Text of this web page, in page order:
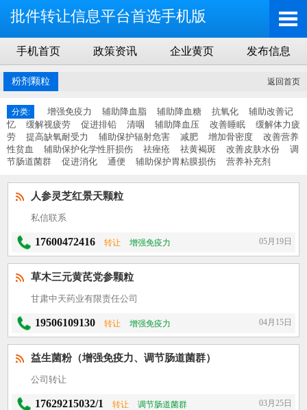
批件转让信息平台首选手机版
手机首页 政策资讯 企业黄页 发布信息
粉剂颗粒 返回首页
分类: 增强免疫力 辅助降血脂 辅助降血糖 抗氧化
辅助改善记
忆
缓解视疲劳 促进排铅 清咽 辅助降血压 改善睡眠
缓解体力疲
劳
提高缺氧耐受力 辅助保护辐射危害 减肥 增加骨密度
改善营养
性贫血
辅助保护化学性肝损伤 祛痤疮 祛黄褐斑 改善皮肤水份
调
节肠道菌群
促进消化 通便 辅助保护胃粘膜损伤 营养补充剂
人参灵芝红景天颗粒
私信联系
17600472416 转让 增强免疫力 05月19日
草木三元黄芪党参颗粒
甘肃中天药业有限责任公司
19506109130 转让 增强免疫力 04月15日
益生菌粉（增强免疫力、调节肠道菌群）
公司转让
17629215032/1 转让 调节肠道菌群 03月25日